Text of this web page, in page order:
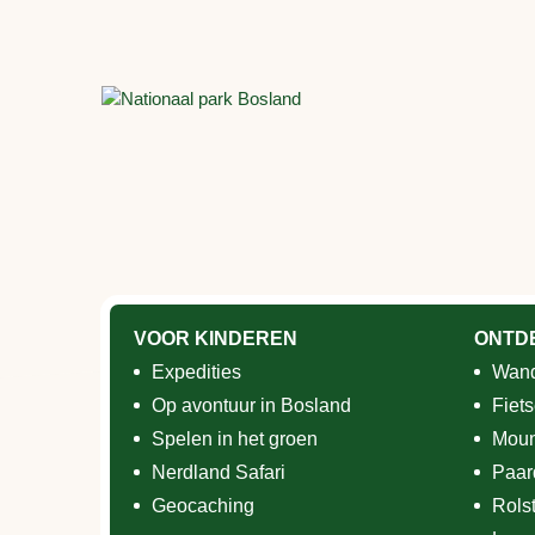
VOOR KINDEREN
Expedities
Op avontuur in Bosland
Spelen in het groen
Nerdland Safari
Geocaching